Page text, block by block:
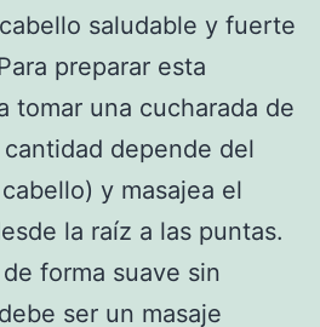
saludable y fuerte
preparar esta
tomar una cucharada de
depende del
y masajea el
la raíz a las puntas.
forma suave sin
ser un masaje